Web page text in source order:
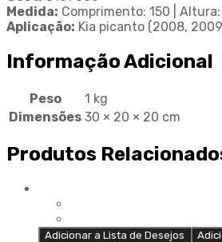
Medida: Comprimento: 150 |
Aplicação: Kia picanto (2008,
Informação Adicional
Peso
1 kg
Dimensões 30 × 20 × 20 cm
Produtos
Adicionar a Lista de Desejos